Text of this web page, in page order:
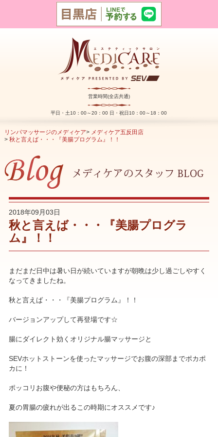
営業時間(全店共通)
平日・土10：00～20：00 日・祝日10：00～18：00
リンパマッサージのメディケア> メディケア五反田店
> 秋と言えば・・・『美腸プログラム』！！
2018年09月03日
秋と言えば・・・『美腸プログラ
ム』！！
まだまだ日中は暑い日が続いていますが朝晩は少し過ごしやすく
なってきましたね。
秋と言えば・・・『美腸プログラム』！！
バージョンアップして再登場です☆
腸にダイレクト効くオリジナル腸マッサージと
SEVホットストーンを使ったマッサージでお腹の深部までポカポ
カに！
ポッコリお腹や便秘の方はもちろん、
夏の胃腸の疲れが出るこの時期にオススメです♪